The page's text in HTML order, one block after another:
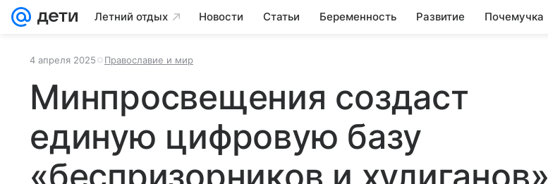
Летний отдых Новости Статьи Беременность Развитие Почемучка
4 апреля 2025 Православие и мир
Минпросвещения создаст
единую цифровую базу